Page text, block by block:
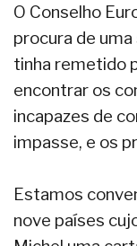
O Conselho
procura de
tinha remetido
encontrar os
incapazes de
impasse, e os
Estamos
nove países